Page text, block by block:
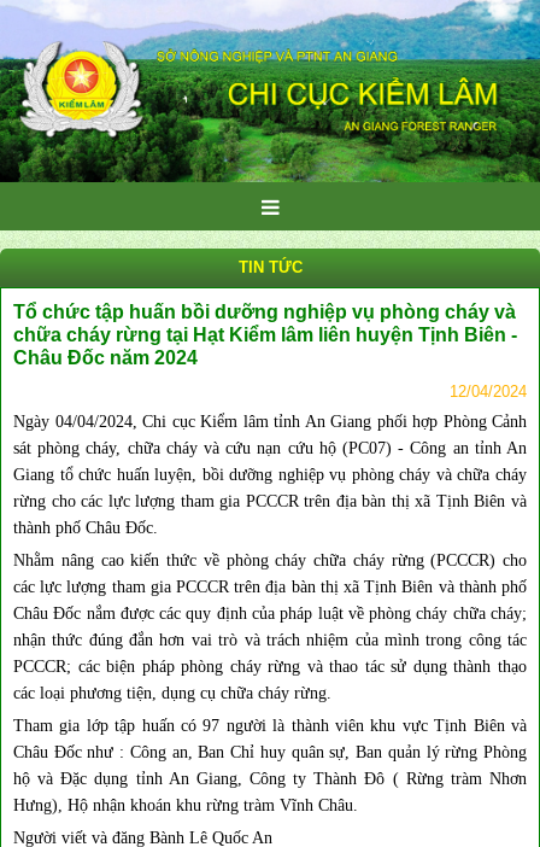
TIN TỨC
Tổ chức tập huấn bồi dưỡng nghiệp vụ phòng cháy và
chữa cháy rừng tại Hạt Kiểm lâm liên huyện Tịnh Biên -
Châu Đốc năm 2024
12/04/2024
Ngày 04/04/2024, Chi cục Kiểm lâm tỉnh An Giang phối hợp Phòng Cảnh
sát phòng cháy, chữa cháy và cứu nạn cứu hộ (PC07) - Công an tỉnh An
Giang tổ chức huấn luyện, bồi dưỡng nghiệp vụ phòng cháy và chữa cháy
rừng cho các lực lượng tham gia PCCCR trên địa bàn thị xã Tịnh Biên và
thành phố Châu Đốc.
Nhằm nâng cao kiến thức về phòng cháy chữa cháy rừng (PCCCR) cho
các lực lượng tham gia PCCCR trên địa bàn thị xã Tịnh Biên và thành phố
Châu Đốc nắm được các quy định của pháp luật về phòng cháy chữa cháy;
nhận thức đúng đắn hơn vai trò và trách nhiệm của mình trong công tác
PCCCR; các biện pháp phòng cháy rừng và thao tác sử dụng thành thạo
các loại phương tiện, dụng cụ chữa cháy rừng.
Tham gia lớp tập huấn có 97 người là thành viên khu vực Tịnh Biên và
Châu Đốc như : Công an, Ban Chỉ huy quân sự, Ban quản lý rừng Phòng
hộ và Đặc dụng tỉnh An Giang, Công ty Thành Đô ( Rừng tràm Nhơn
Hưng), Hộ nhận khoán khu rừng tràm Vĩnh Châu.
Người viết và đăng Bành Lê Quốc An